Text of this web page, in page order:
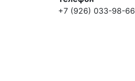
+7 (926) 033-98-66